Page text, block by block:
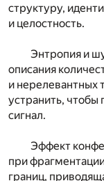
структуру,
и целостность.
Энтропия и
описания
и нерелевантных
устранить, чтобы
сигнал.
Эффект
при
границ,